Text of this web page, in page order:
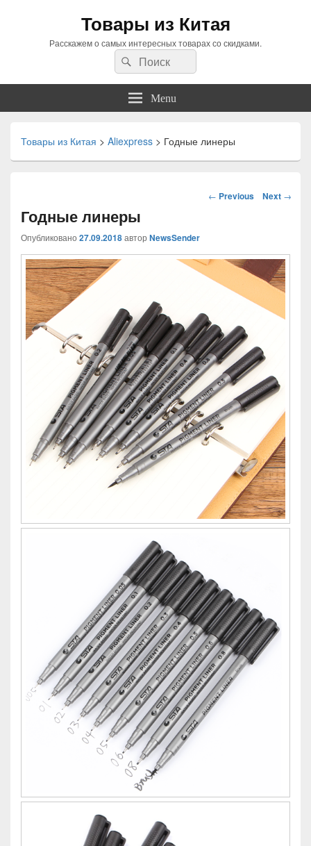
Товары из Китая
Расскажем о самых интересных товарах со скидками.
Search
for:
Search
Menu
Товары из Китая > Aliexpress > Годные линеры
Навигация
← Previous Next →
Годные линеры
Опубликовано 27.09.2018автор NewsSender